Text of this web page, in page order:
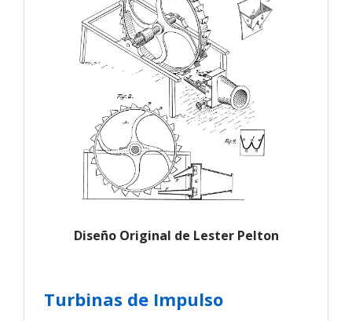
Diseño Original de Lester Pelton
Turbinas de Impulso